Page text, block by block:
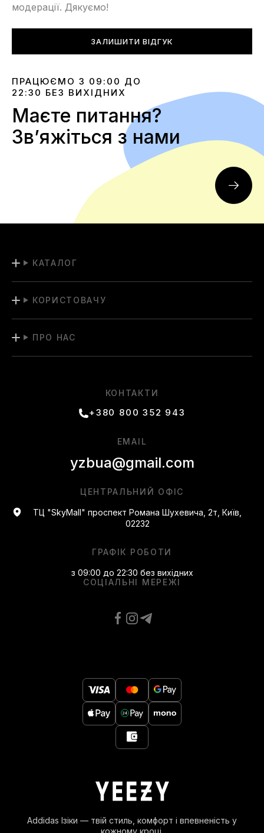
модерації. Дякуємо!
ЗАЛИШИТИ ВІДГУК
ПРАЦЮЄМО З 09:00 ДО
22:30 БЕЗ ВИХІДНИХ
Маєте питання?
Звʼяжіться з нами
Addidas Ізіки — твій стиль, комфорт і впевненість у
кожному кроці.
КАТАЛОГ
КОРИСТОВАЧУ
ПРО НАС
КОНТАКТИ
+380 800 352 943
ЦЕНТРАЛЬНИЙ ОФІС
ТЦ "SkyMall" проспект Романа Шухевича, 2т, Київ,
02232
СОЦІАЛЬНІ МЕРЕЖІ
EMAIL
yzbua@gmail.com
ГРАФІК РОБОТИ
з 09:00 до 22:30 без вихідних